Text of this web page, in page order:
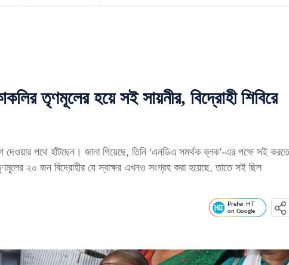
তৃণমূলের হয়ে সই সায়নীর, বিদ্রোহী শিবিরে
দেওয়ার পথে হাঁটছেন। জানা গিয়েছে, তিনি ‘এনডিএ সমর্থক ব্লক’-এর পক্ষে সই করতে
২০ জন বিদ্রোহীর যে স্বাক্ষর এখনও সংগ্রহ করা হয়েছে, তাতে সই ছিল
Prefer HT
on Google